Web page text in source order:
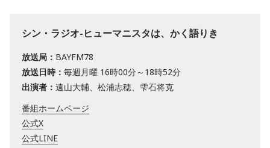
シン・ラジオ-ヒューマニスタは、かく語りき
放送局： BAYFM78
放送日時： 毎週月曜 16時00分～18時52分
出演者： 遠山大輔、松浦志穂、雫石将克
番組ホームページ
公式X
公式LINE